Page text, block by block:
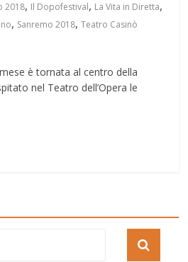
2018, Il Dopofestival, La Vita in Diretta,
, Sanremo 2018,Teatro Casinò
è tornata al centro della
nel Teatro dell’Opera le